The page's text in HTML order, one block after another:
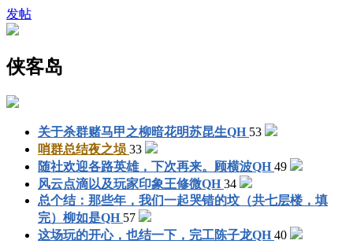
发帖
侠客岛
关于杀群赌马甲之柳暗花明苏昆生QH 53
哨群总结夜之埙 33
随社欢迎各路英雄，下次再来。 顾横波QH 49
风云点滴以及玩家印象王修微QH 34
总个结：那些年，我们一起哭错的坟（共七层楼，填
完） 柳如是QH 57
这场玩的开心，也结一下，完工陈子龙QH 40